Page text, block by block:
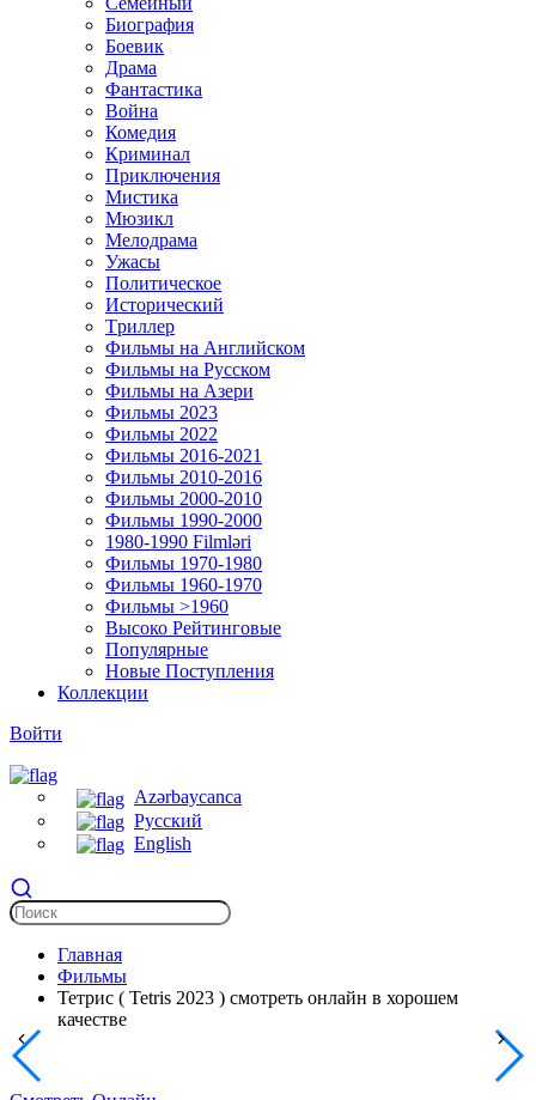
Биография
Боевик
Драма
Фантастика
Война
Комедия
Криминал
Приключения
Мистика
Мюзикл
Мелодрама
Ужасы
Политическое
Исторический
Tриллер
Фильмы на Английском
Фильмы на Русском
Фильмы на Азери
Фильмы 2023
Фильмы 2022
Фильмы 2016-2021
Фильмы 2010-2016
Фильмы 2000-2010
Фильмы 1990-2000
1980-1990 Filmləri
Фильмы 1970-1980
Фильмы 1960-1970
Фильмы >1960
Высоко Рейтинговые
Популярные
Новые Поступления
Коллекции
Войти
Azərbaycanca
Русский
English
Главная
Фильмы
Тетрис ( Tetris 2023 ) смотреть онлайн в хорошем
качестве